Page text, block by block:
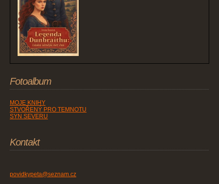
Fotoalbum
MOJE KNIHY
STVOŘENÝ PRO TEMNOTU
SYN SEVERU
Kontakt
povidkypeta@seznam.cz